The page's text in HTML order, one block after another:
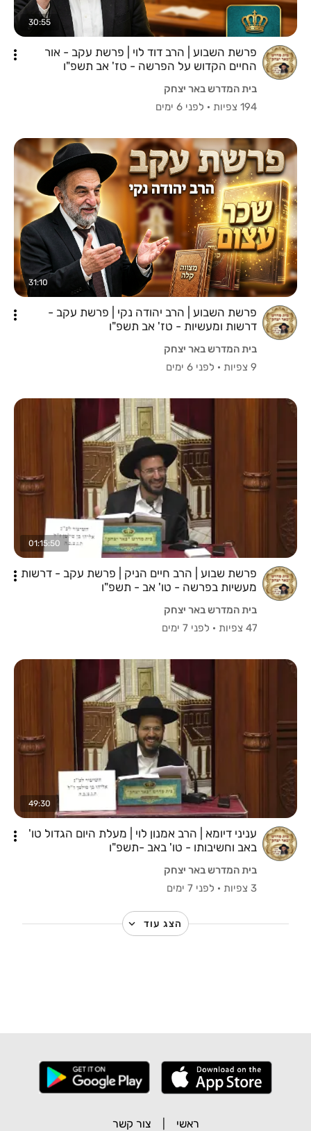
30:55
פרשת השבוע | הרב דוד לוי | פרשת עקב - אור
החיים הקדוש על הפרשה - טז' אב תשפ"ו
בית המדרש באר יצחק
194 צפיות
· לפני 6 ימים
31:10
פרשת השבוע | הרב יהודה נקי | פרשת עקב -
דרשות ומעשיות - טז' אב תשפ"ו
בית המדרש באר יצחק
9 צפיות
· לפני 6 ימים
01:15:50
פרשת שבוע | הרב חיים הניק | פרשת עקב - דרשות
מעשיות בפרשה - טו' אב - תשפ"ו
בית המדרש באר יצחק
47 צפיות
· לפני 7 ימים
49:30
עניני דיומא | הרב אמנון לוי | מעלת היום הגדול טו'
באב וחשיבותו - טו' באב -תשפ"ו
בית המדרש באר יצחק
3 צפיות
· לפני 7 ימים
הצג עוד
ראשי צור קשר